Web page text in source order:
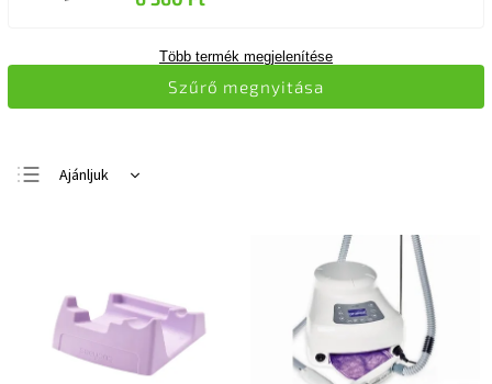
Több termék megjelenítése
Ajánljuk
termékek
ABC szerint
Szűrő megnyitása